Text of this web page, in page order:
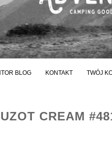
BLOG KONTAKT TWÓJ
CREAM